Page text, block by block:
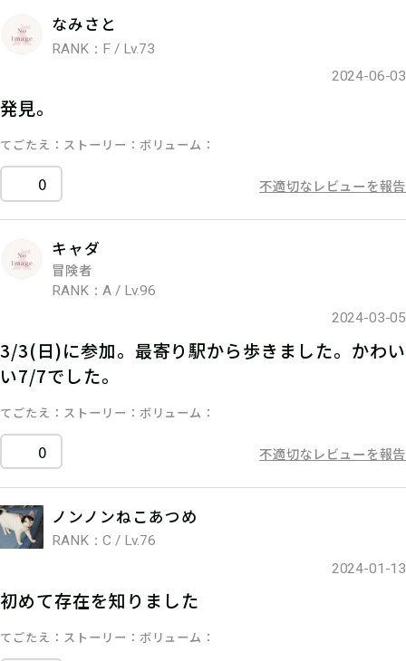
なみさと
RANK：F / Lv.73
2024-06-03
発見。
てごたえ ストーリー ボリューム
0 不適切なレビューを報告
キャダ
冒険者
RANK：A / Lv.96
2024-03-05
3/3(日)に参加。最寄り駅から歩きました。かわい
い7/7でした。
てごたえ ストーリー ボリューム
0 不適切なレビューを報告
ノンノンねこあつめ
RANK：C / Lv.76
2024-01-13
初めて存在を知りました
てごたえ ストーリー ボリューム